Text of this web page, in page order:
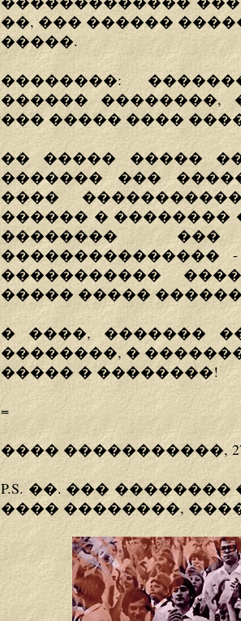
��, ��� ������
�����.
��������:
������ ��������,
��� ����� ����
�� ����� �����
������� ���
����
������ � ��������
��������
���������������
�����������
����� �����
� ����, �������
��������, �
����� � ��������!
=
���� �����������, 27
P.S. ��. ���
���� ��������,